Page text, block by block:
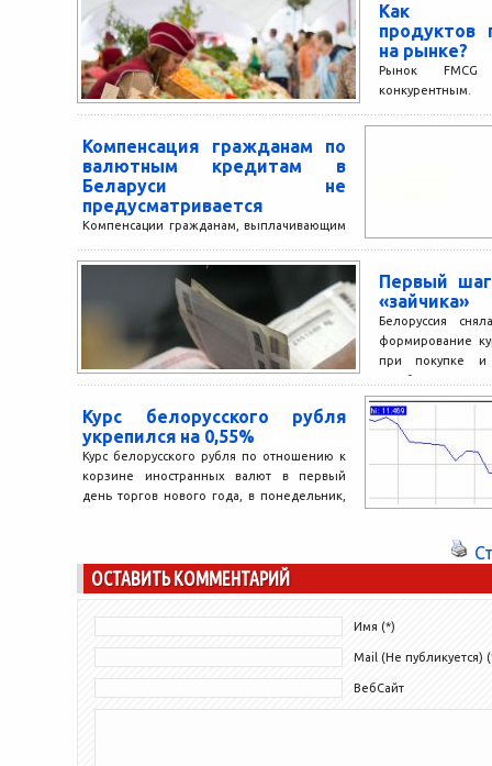
Как
продуктов
на рынке?
Рынок FMCG
конкурируют
Компенсация гражданам по
валютным кредитам в
Беларуси не
предусматривается
Компенсации гражданам, выплачивающим
резким повышением курсов иностранных
валют, в Беларуси не предусматривается.
Об этом сообщил...
Первый
«зайчика»
Белоруссия
формирование
при покупке
межбанковском
Курс белорусского рубля
укрепился на 0,55%
Курс белорусского рубля по отношению к
корзине иностранных валют в первый
день торгов нового года, в понедельник,
ОСТАВИТЬ КОММЕНТАРИЙ
Имя (*)
Mail (Не публикуется)
ВебСайт